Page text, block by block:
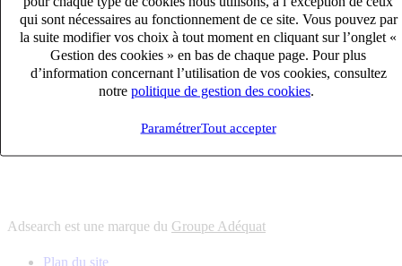
qui sont nécessaires au fonctionnement de ce site. Vous pouvez par
la suite modifier vos choix à tout moment en cliquant sur l’onglet «
Gestion des cookies » en bas de chaque page. Pour plus
d’information concernant l’utilisation de vos cookies, consultez
notre politique de gestion des cookies
ParamétrerTout accepter
6 solutions
s'adapter à vos besoin en recrutement
10 univers
connaître votre secteur et ses enjeux
proximité avec nos clients et nos talents
Adsearch est une marque du Groupe Adéquat
Plan du site